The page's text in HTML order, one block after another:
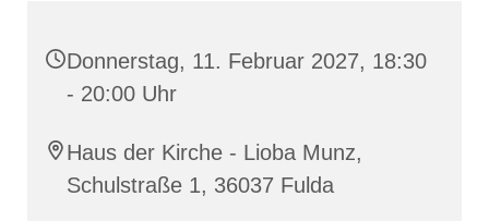
Donnerstag, 11. Februar 2027, 18:30
- 20:00 Uhr
Haus der Kirche - Lioba Munz,
Schulstraße 1, 36037 Fulda